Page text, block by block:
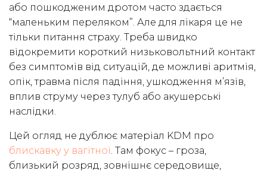
або пошкодженим дротом часто здається
“маленьким переляком”. Але для лікаря це не
тільки питання страху. Треба швидко
відокремити короткий низьковольтний контакт
без симптомів від ситуацій, де можливі аритмія,
опік, травма після падіння, ушкодження м’язів,
вплив струму через тулуб або акушерські
наслідки.
Цей огляд не дублює матеріал KDM про
блискавку у вагітної. Там фокус – гроза,
близький розряд, зовнішнє середовище,